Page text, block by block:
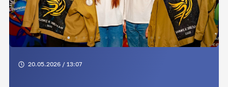
20.05.2026 / 13:07